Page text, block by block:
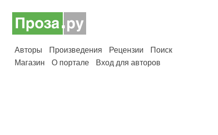
Авторы Произведения Рецензии
Поиск
Магазин
О портале Вход для авторов